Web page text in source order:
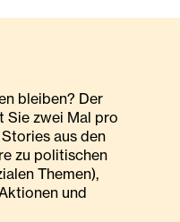
bleiben? Der
Sie zwei Mal pro
aus den
zu politischen
Themen),
und